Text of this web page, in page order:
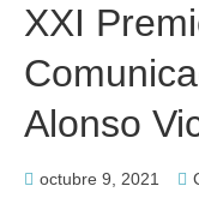
XXI
Alonso
octubre 9, 2021